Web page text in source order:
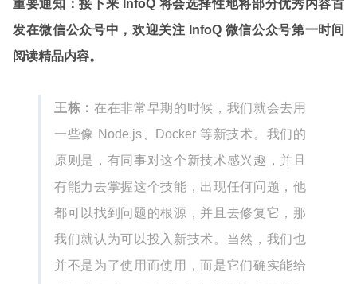
重要通知：接下来 InfoQ 将会选择性地将部分优秀内容首
发在微信公众号中，欢迎关注 InfoQ 微信公众号第一时间
阅读精品内容。
王栋： 在在非常早期的时候，我们就会去用
一些像 Node.js、Docker 等新技术。我们的
原则是，有同事对这个新技术感兴趣，并且
有能力去掌握这个技能，出现任何问题，他
都可以找到问题的根源，并且去修复它，那
我们就认为可以投入新技术。当然，我们也
并不是为了使用而使用，而是它们确实能给